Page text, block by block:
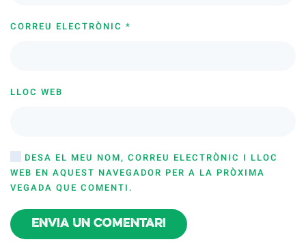
CORREU ELECTRÒNIC *
LLOC WEB
DESA EL MEU NOM, CORREU ELECTRÒNIC I LLOC
WEB EN AQUEST NAVEGADOR PER A LA PRÒXIMA
VEGADA QUE COMENTI.
Envia un comentari